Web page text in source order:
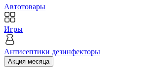
Автотовары
Игры
Антисептики дезинфекторы
Акция месяца